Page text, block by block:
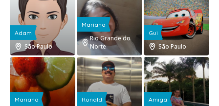
Adam
São Paulo
Mariana
Rio Grande do
Norte
Gui
São Paulo
Mariana Ronald Amiga